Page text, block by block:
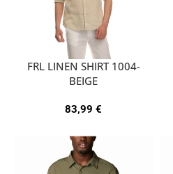
FRL LINEN SHIRT 1004-
BEIGE
83,99 €